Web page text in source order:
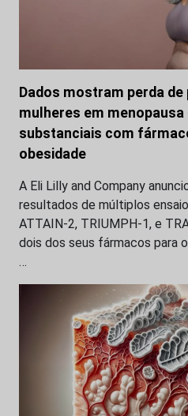
Dados mostram perda
mulheres em
substanciais com
obesidade
A Eli Lilly and Company
resultados de múltiplos
ATTAIN-2, TRIUMPH-1, e
dois dos seus fármacos para
…